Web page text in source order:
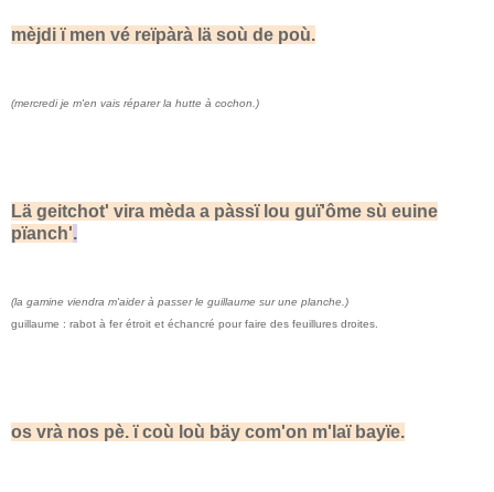
mèjdi ï men vé reïpàrà lä soù de poù.
(mercredi je m'en vais réparer la hutte à cochon.)
Lä geitchot' vira mèda a pàssï lou guï'ôme sù euine
pïanch'.
(la gamine viendra m'aider à passer le guillaume sur une planche.)
guillaume : rabot à fer étroit et échancré pour faire des feuillures droites.
os vrà nos pè. ï coù loù bäy com'on m'laï bayïe.